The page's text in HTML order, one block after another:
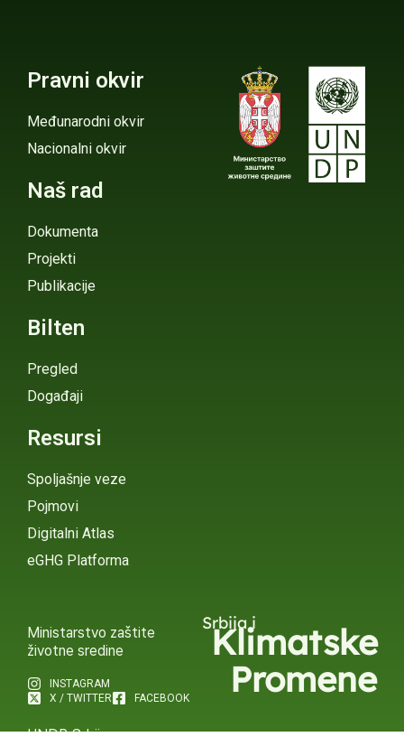
Pravni okvir
Međunarodni okvir
Nacionalni okvir
Naš rad
Dokumenta
Projekti
Publikacije
Bilten
Pregled
Događaji
Resursi
Spoljašnje veze
Pojmovi
Digitalni Atlas
eGHG Platforma
Ministarstvo zaštite
životne sredine
INSTAGRAM
X / TWITTER
FACEBOOK
UNDP Srbija
Srbija i
Klimatske
Promene